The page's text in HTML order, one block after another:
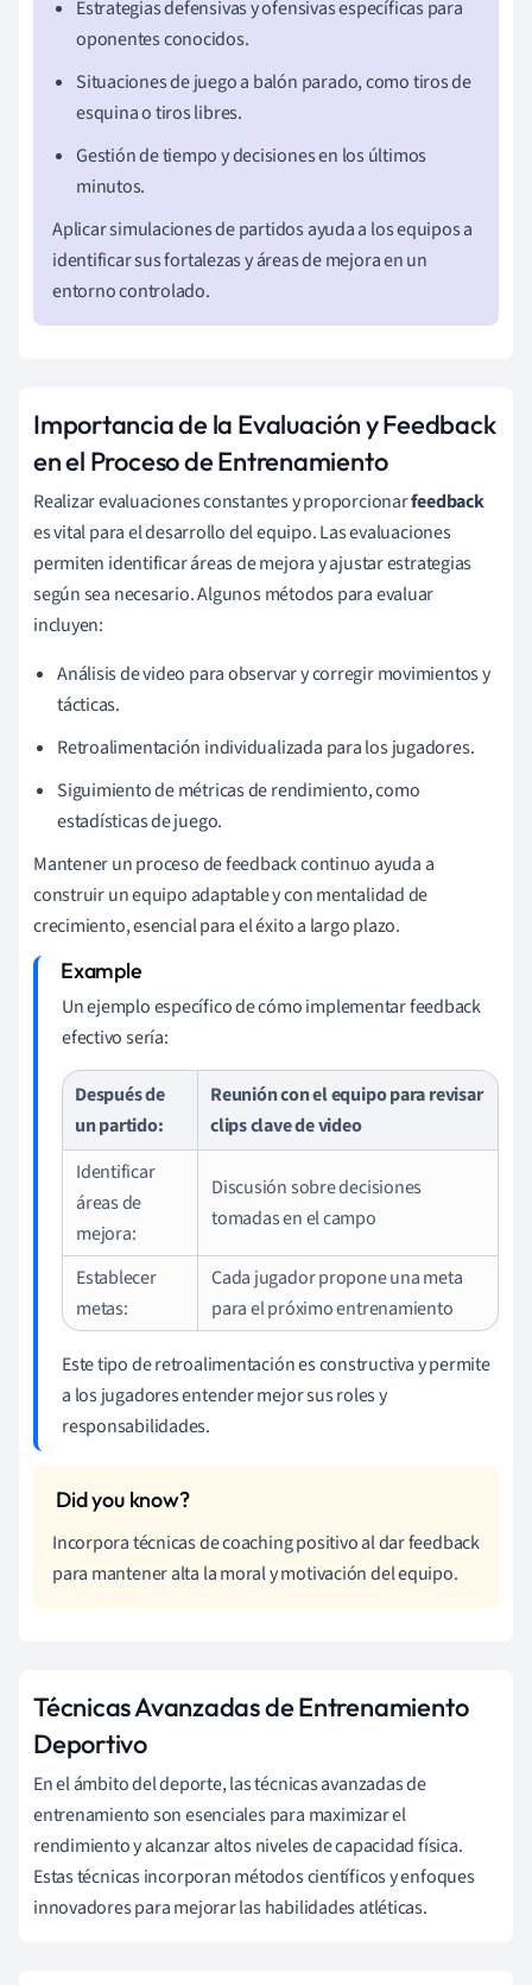
Estrategias defensivas y ofensivas específicas para
oponentes conocidos.
Situaciones de juego a balón parado, como tiros de
esquina o tiros libres.
Gestión de tiempo y decisiones en los últimos
minutos.
Aplicar simulaciones de partidos ayuda a los equipos a
identificar sus fortalezas y áreas de mejora en un
entorno controlado.
Importancia de la Evaluación y Feedback
en el Proceso de Entrenamiento
Realizar evaluaciones constantes y proporcionarfeedback
es vital para el desarrollo del equipo. Las evaluaciones
permiten identificar áreas de mejora y ajustar estrategias
según sea necesario. Algunos métodos para evaluar
incluyen:
Análisis de video para observar y corregir movimientos y
tácticas.
Retroalimentación individualizada para los jugadores.
Siguimiento de métricas de rendimiento, como
estadísticas de juego.
Mantener un proceso de feedback continuo ayuda a
construir un equipo adaptable y con mentalidad de
crecimiento, esencial para el éxito a largo plazo.
Un ejemplo específico de cómo implementar feedback
efectivo sería:
Después de
un partido:
Reunión con el equipo para revisar
clips clave de video
Identificar
áreas de
mejora:
Discusión sobre decisiones
tomadas en el campo
Establecer
metas:
Cada jugador propone una meta
para el próximo entrenamiento
Este tipo de retroalimentación es constructiva y permite
a los jugadores entender mejor sus roles y
responsabilidades.
Incorpora técnicas de coaching positivo al dar feedback
para mantener alta la moral y motivación del equipo.
Técnicas Avanzadas de Entrenamiento
Deportivo
En el ámbito del deporte, las técnicas avanzadas de
entrenamiento son esenciales para maximizar el
rendimiento y alcanzar altos niveles de capacidad física.
Estas técnicas incorporan métodos científicos y enfoques
innovadores para mejorar las habilidades atléticas.